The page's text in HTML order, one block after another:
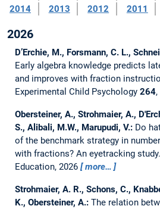
2014
2013 2012 2011
2026
D’Erchie, M., Forsmann, C. L.,
Early algebra knowledge predicts
and improves with fraction
Experimental Child Psychology 264,
Obersteiner, A., Strohmaier, A.,
S., Alibali, M.W., Marupudi, V.: Do
of the benchmark strategy in
with fractions? An eyetracking study.
Education, 2026
more…
Strohmaier, A. R., Schons, C.,
K., Obersteiner, A.: The relation